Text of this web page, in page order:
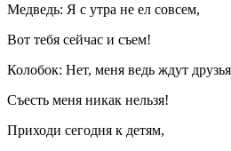
Медведь: Я с утра не ел совсем,
Вот тебя сейчас и съем!
Колобок: Нет, меня ведь ждут
Съесть меня никак нельзя!
Приходи сегодня к детям,